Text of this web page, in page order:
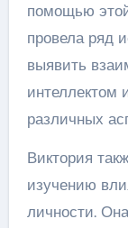
помощью
провела ряд
выявить
интеллектом
различных
Виктория
изучению
личности.